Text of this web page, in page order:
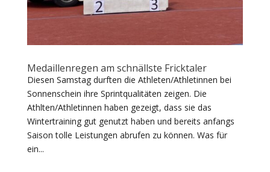
Medaillenregen am schnällste Fricktaler
Diesen Samstag durften die Athleten/Athletinnen bei
Sonnenschein ihre Sprintqualitäten zeigen. Die
Athlten/Athletinnen haben gezeigt, dass sie das
Wintertraining gut genutzt haben und bereits anfangs
Saison tolle Leistungen abrufen zu können. Was für
ein...